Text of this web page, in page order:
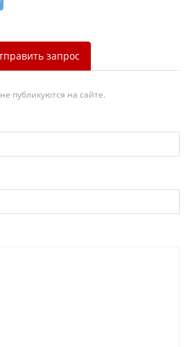
запрос
публикуются на сайте.